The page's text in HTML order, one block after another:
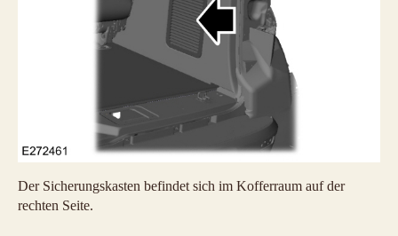
Der Sicherungskasten befindet sich im Kofferraum auf der
rechten Seite.